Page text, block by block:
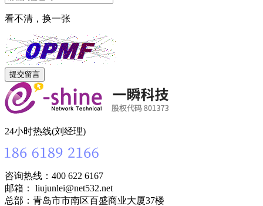
看不清，换一张
24小时热线(刘经理)
咨询热线：400 622 6167
邮箱： liujunlei@net532.net
总部：青岛市市南区百盛商业大厦37楼